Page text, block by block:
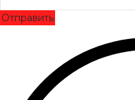
Отправить